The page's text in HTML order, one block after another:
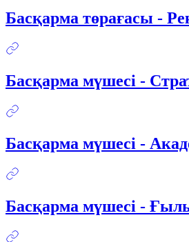
Басқарма төрағасы -
Басқарма мүшесі -
Басқарма мүшесі -
Басқарма мүшесі -